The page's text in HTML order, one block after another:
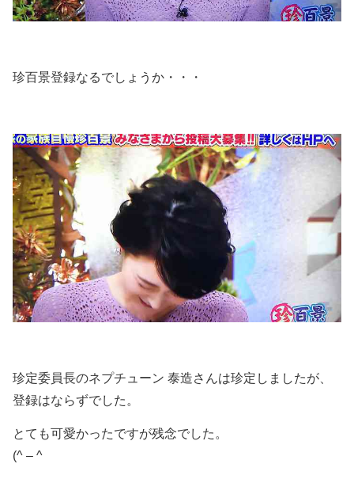
珍百景登録なるでしょうか・・・
珍定委員長のネプチューン 泰造さんは珍定しましたが、
登録はならずでした。
とても可愛かったですが残念でした。
(^ – ^